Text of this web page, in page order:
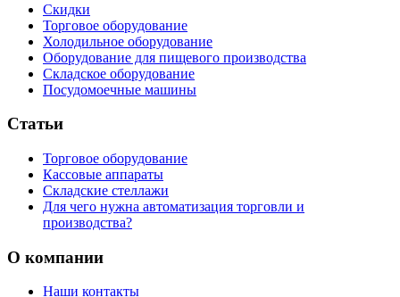
Скидки
Торговое оборудование
Холодильное оборудование
Оборудование для пищевого производства
Складское оборудование
Посудомоечные машины
Статьи
Торговое оборудование
Кассовые аппараты
Складские стеллажи
Для чего нужна автоматизация торговли и
производства?
О компании
Наши контакты